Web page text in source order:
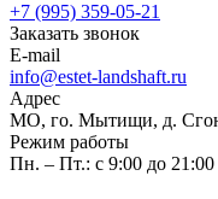
+7 (995) 359-05-21
Заказать звонок
E-mail
info@estet-landshaft.ru
Адрес
МО, го. Мытищи, д.
Режим работы
Пн. – Пт.: с 9:00 до 21:00